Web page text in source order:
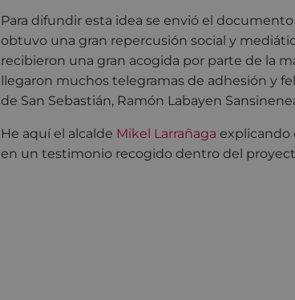
Para difundir esta idea se envió el
obtuvo una gran repercusión social y
recibieron una gran acogida por parte de la
llegaron muchos telegramas de adhesión y
de San Sebastián, Ramón Labayen
He aquí el alcalde Mikel Larrañaga explicando
en un testimonio recogido dentro del